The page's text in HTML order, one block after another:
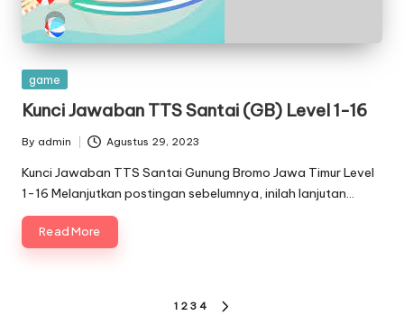
Posted
game
Kunci Jawaban TTS Santai (GB) Level 1-16
Posted
by
By admin Agustus 29, 2023
Kunci Jawaban TTS Santai Gunung Bromo Jawa Timur Level
1-16 Melanjutkan postingan sebelumnya, inilah lanjutan…
Read More
1 2 3 4